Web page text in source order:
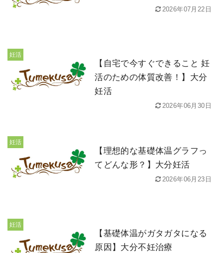
2026年07月22日
妊活
【自宅で今すぐできること 妊
活のための体質改善！】大分
妊活
2026年06月30日
妊活
【理想的な基礎体温グラフっ
てどんな形？】大分妊活
2026年06月23日
妊活
【基礎体温がガタガタになる
原因】大分不妊治療